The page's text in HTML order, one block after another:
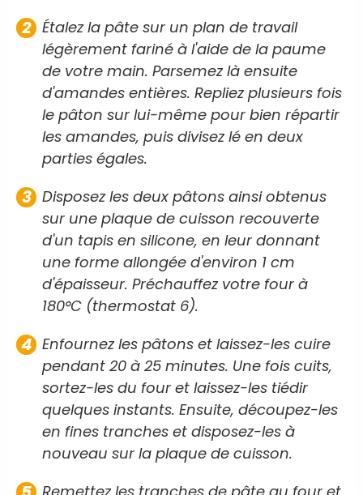
Étalez la pâte sur un plan de travail
légèrement fariné à l'aide de la paume
de votre main. Parsemez là ensuite
d'amandes entières. Repliez plusieurs fois
le pâton sur lui-même pour bien répartir
les amandes, puis divisez lé en deux
parties égales.
Disposez les deux pâtons ainsi obtenus
sur une plaque de cuisson recouverte
d'un tapis en silicone, en leur donnant
une forme allongée d'environ 1 cm
d'épaisseur. Préchauffez votre four à
180°C (thermostat 6).
Enfournez les pâtons et laissez-les cuire
pendant 20 à 25 minutes. Une fois cuits,
sortez-les du four et laissez-les tiédir
quelques instants. Ensuite, découpez-les
en fines tranches et disposez-les à
nouveau sur la plaque de cuisson.